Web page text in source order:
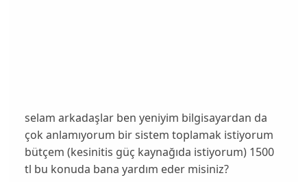
selam arkadaşlar ben yeniyim bilgisayardan da
çok anlamıyorum bir sistem toplamak istiyorum
bütçem (kesinitis güç kaynağıda istiyorum) 1500
tl bu konuda bana yardım eder misiniz?